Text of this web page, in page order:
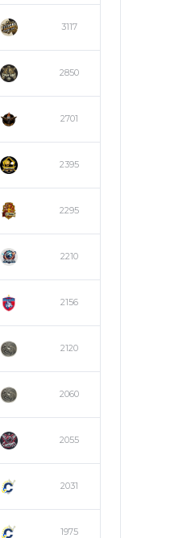
3117
2850
2701
2395
2295
2210
2156
2120
2060
2055
2031
1975